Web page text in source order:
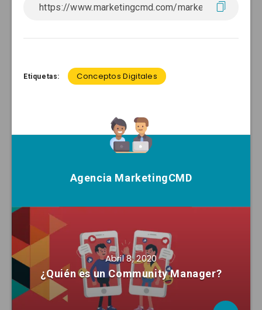
Etiquetas: Conceptos Digitales
Agencia MarketingCMD
Abril 8, 2020
¿Quién es un Community Manager?